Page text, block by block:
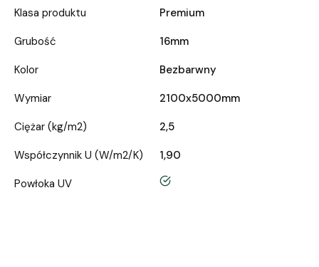
Klasa produktu
Premium
Grubość
16mm
Kolor
Bezbarwny
Wymiar
2100x5000mm
Ciężar (kg/m2)
2,5
Współczynnik U (W/m2/K)
1,90
Powłoka UV
tak